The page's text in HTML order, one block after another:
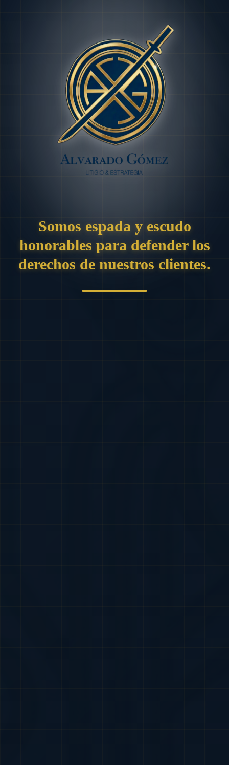
Somos espada y escudo
honorables para defender los
derechos de nuestros clientes.